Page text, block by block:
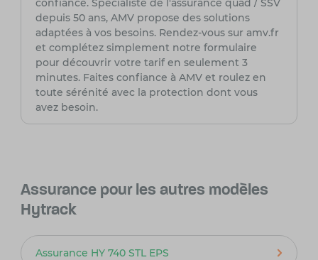
confiance. Spécialiste de l'assurance quad / SSV
depuis 50 ans, AMV propose des solutions
adaptées à vos besoins. Rendez-vous sur amv.fr
et complétez simplement notre formulaire
pour découvrir votre tarif en seulement 3
minutes. Faites confiance à AMV et roulez en
toute sérénité avec la protection dont vous
avez besoin.
Assurance pour les autres modèles
Hytrack
Assurance HY 740 STL EPS